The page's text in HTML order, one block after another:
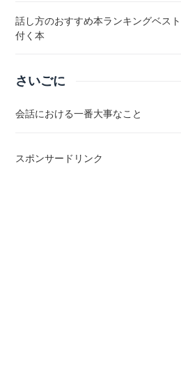
話し方のおすすめ本ランキングベス
付く本
さいごに
会話における一番大事なこと
スポンサードリンク